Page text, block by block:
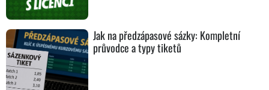
Jak na předzápasové sázky: Kompletní
průvodce a typy tiketů